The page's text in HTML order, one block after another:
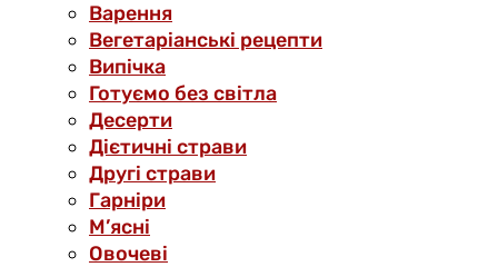
Варення
Вегетаріанські рецепти
Випічка
Готуємо без світла
Десерти
Дієтичні страви
Другі страви
Гарніри
М’ясні
Овочеві